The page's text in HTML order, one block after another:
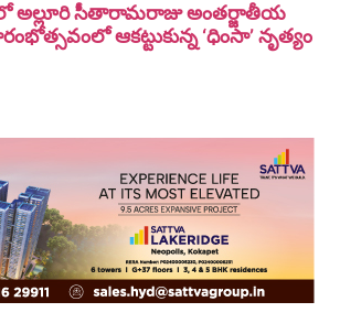
అల్లూరి సీతారామ‌రాజు అంత‌ర్జాతీయ
ఆకట్టుకున్న ‘ధింసా’ నృత్యం